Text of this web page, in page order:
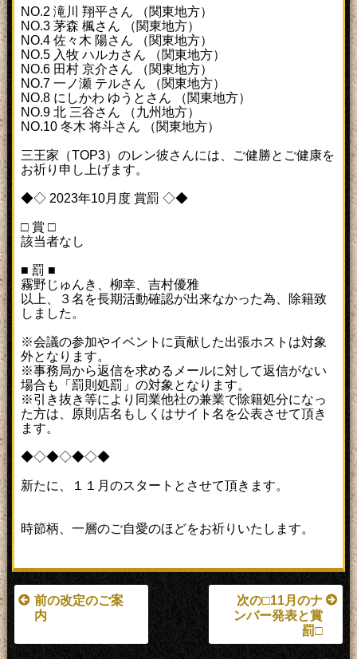
NO.2 滝川 翔平さん （関東地方）
NO.3 茅森 楓さん （関東地方）
NO.4 佐々木 陽さん （関東地方）
NO.5 入牧 ハルカさん （関東地方）
NO.6 田村 京介さん （関東地方）
NO.7 一ノ瀬 テルさん （関東地方）
NO.8 にしかわ ゆうとさん （関東地方）
NO.9 北 三谷さん （九州地方）
NO.10 冬木 将斗さん （関東地方）
三王家（TOP3）のレン彼さんには、ご健勝とご健康を
お祈り申し上げます。
◆◇ 2023年10月度 賞罰 ◇◆
□ 賞 □
該当者なし
■ 罰 ■
霧野じゅんき、柳幸、吉村優雅
以上、３名を長期活動確認が出来なかった為、除籍致
しました。
※会議の参加やイベントに貢献した出張ホストは対象
外となります。
※事務局から返信を求めるメールに対して返信がない
場合も「罰則処罰」の対象となります。
※引き抜き等により同業他社の兼業で除籍処分になっ
た方は、原則店名もしくはサイト名を公表させて頂き
ます。
◆◇◆◇◆◇◆
新たに、１１月のスタートとさせて頂きます。
時節柄、一層のご自愛のほどをお祈りいたします。
前の改定のご案
内
次の□11月のナ
ンバー発表と賞
罰□